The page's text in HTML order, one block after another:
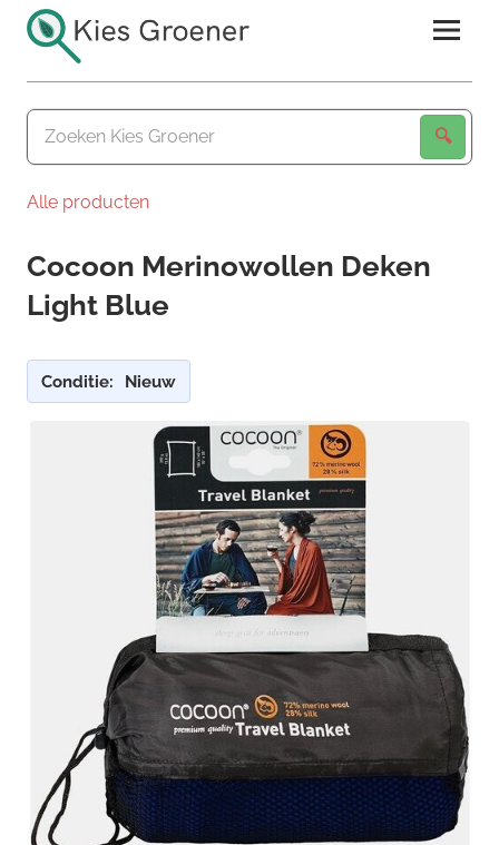
naar
inhoudKies
Groener
Alle producten
Cocoon Merinowollen Deken
Light Blue
Conditie: Nieuw